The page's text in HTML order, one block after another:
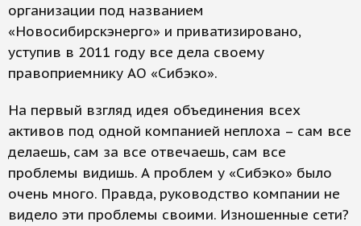
организации под названием
«Новосибирскэнерго» и приватизировано,
уступив в 2011 году все дела своему
правоприемнику АО «Сибэко».
На первый взгляд идея объединения всех
активов под одной компанией неплоха – сам все
делаешь, сам за все отвечаешь, сам все
проблемы видишь. А проблем у «Сибэко» было
очень много. Правда, руководство компании не
видело эти проблемы своими. Изношенные сети?